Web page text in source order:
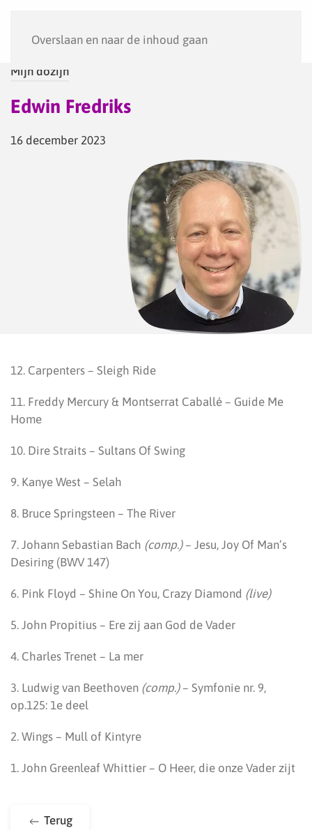
Overslaan en naar de inhoud gaan
Mijn dozijn
Edwin Fredriks
16 december 2023
12. Carpenters – Sleigh Ride
11. Freddy Mercury & Montserrat Caballé – Guide Me
Home
10. Dire Straits – Sultans Of Swing
9. Kanye West – Selah
8. Bruce Springsteen – The River
7. Johann Sebastian Bach (comp.)– Jesu, Joy Of Man’s
Desiring (BWV 147)
6. Pink Floyd – Shine On You, Crazy Diamond (live)
5. John Propitius – Ere zij aan God de Vader
4. Charles Trenet – La mer
3. Ludwig van Beethoven (comp.)– Symfonie nr. 9,
op.125: 1e deel
2. Wings – Mull of Kintyre
1. John Greenleaf Whittier – O Heer, die onze Vader zijt
Terug